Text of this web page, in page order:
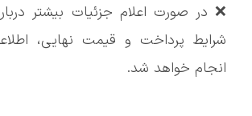
❌ در صورت اعلام جزئیات بیشتر
شرایط پرداخت و قیمت نهایی،
انجام خواهد شد.